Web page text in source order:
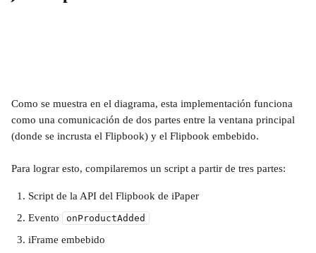
Como se muestra en el diagrama, esta implementación funciona
como una comunicación de dos partes entre la ventana principal
(donde se incrusta el Flipbook) y el Flipbook embebido.
Para lograr esto, compilaremos un script a partir de tres partes:
Script de la API del Flipbook de iPaper
Evento
onProductAdded
iFrame embebido